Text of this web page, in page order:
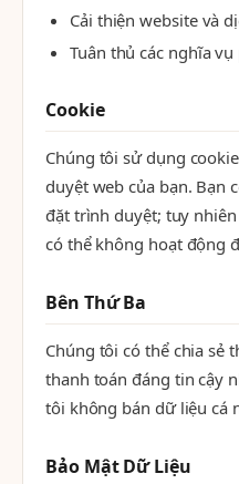
Cải thiện website và
Tuân thủ các nghĩa
Cookie
Chúng tôi sử dụng
duyệt web của bạn. Bạn
đặt trình duyệt; tuy
có thể không hoạt động
Bên Thứ Ba
Chúng tôi có thể chia sẻ
thanh toán đáng tin cậy
tôi không bán dữ liệu cá
Bảo Mật Dữ Liệu